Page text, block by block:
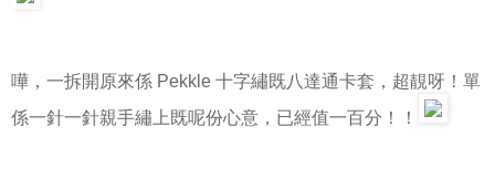
嘩，一拆開原來係 Pekkle 十字繡既八達通卡套，超靚呀！單
係一針一針親手繡上既呢份心意，已經值一百分！！